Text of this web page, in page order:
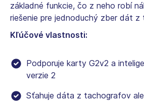
základné funkcie, čo z neho robí
riešenie pre jednoduchý zber dát z
Kľúčové vlastnosti:
Podporuje karty G2v2 a
verzie 2
Sťahuje dáta z tachografov